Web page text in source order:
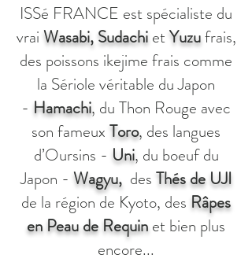
ISSé FRANCE est spécialiste du
vrai Wasabi, SudachietYuzufrais,
des poissons ikejime frais comme
la Sériole véritable du Japon
- Hamachi, du Thon Rouge avec
son fameux Toro, des langues
d’Oursins - Uni, du boeuf du
Japon - Wagyu, des Thés de UJI
de la région de Kyoto, des Râpes
en Peau de Requin et bien plus
encore...